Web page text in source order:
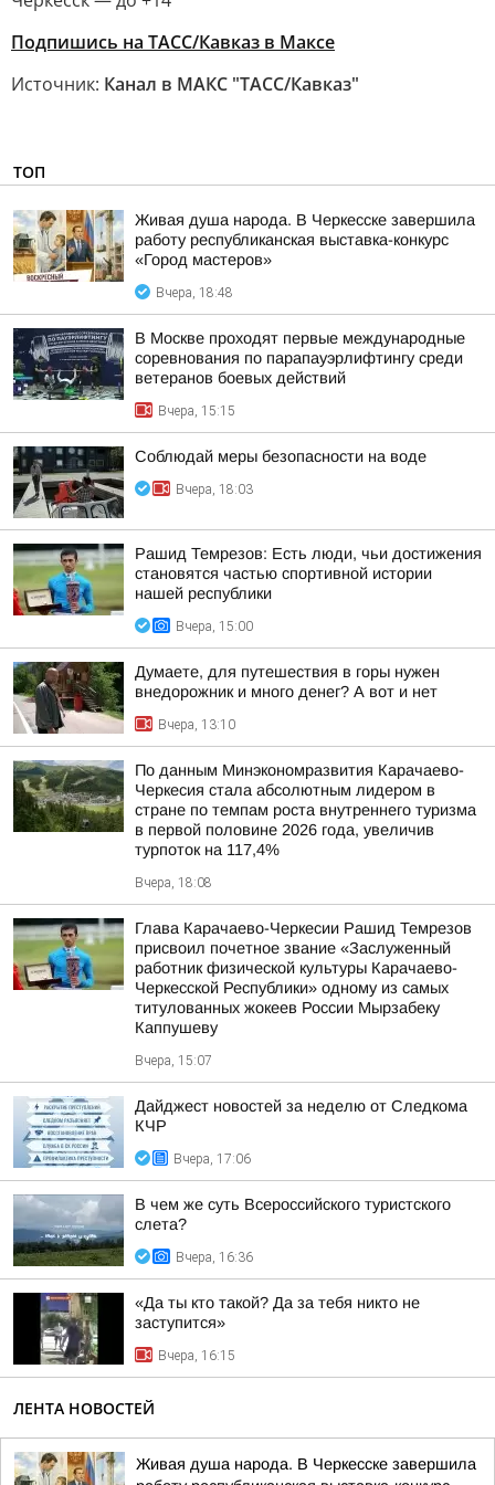
Подпишись на ТАСС/Кавказ в Максе
Источник: Канал в МАКС "ТАСС/Кавказ"
ТОП
Живая душа народа. В Черкесске завершила
работу республиканская выставка-конкурс
«Город мастеров»
Вчера, 18:48
В Москве проходят первые международные
соревнования по парапауэрлифтингу среди
ветеранов боевых действий
Вчера, 15:15
Соблюдай меры безопасности на воде
Вчера, 18:03
Рашид Темрезов: Есть люди, чьи достижения
становятся частью спортивной истории
нашей республики
Вчера, 15:00
Думаете, для путешествия в горы нужен
внедорожник и много денег? А вот и нет
Вчера, 13:10
По данным Минэкономразвития Карачаево-
Черкесия стала абсолютным лидером в
стране по темпам роста внутреннего туризма
в первой половине 2026 года, увеличив
турпоток на 117,4%
Вчера, 18:08
Глава Карачаево-Черкесии Рашид Темрезов
присвоил почетное звание «Заслуженный
работник физической культуры Карачаево-
Черкесской Республики» одному из самых
титулованных жокеев России Мырзабеку
Каппушеву
Вчера, 15:07
Дайджест новостей за неделю от Следкома
КЧР
Вчера, 17:06
В чем же суть Всероссийского туристского
слета?
Вчера, 16:36
«Да ты кто такой? Да за тебя никто не
заступится»
Вчера, 16:15
ЛЕНТА НОВОСТЕЙ
Живая душа народа. В Черкесске завершила